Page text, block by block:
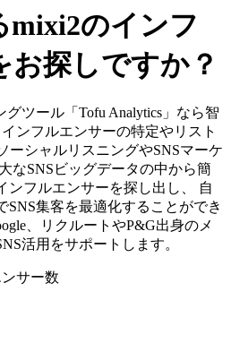
mixi2のインフ
お探しですか？
ツール「Tofu Analytics」なら智
ンフルエンサーの特定やリスト
ーシャルリスニングやSNSマーケ
なSNSビッグデータの中から簡
ンフルエンサーを探し出し、 自
SNS集客を最適化することができ
、リクルートやP&G出身のメ
活用をサポートします。
サー数